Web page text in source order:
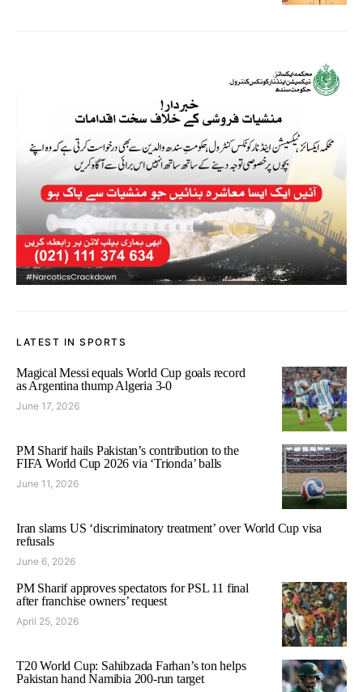
LATEST IN SPORTS
Magical Messi equals World Cup goals record
as Argentina thump Algeria 3-0
June 17, 2026
PM Sharif hails Pakistan’s contribution to the
FIFA World Cup 2026 via ‘Trionda’ balls
June 11, 2026
Iran slams US ‘discriminatory treatment’ over World Cup visa
refusals
June 6, 2026
PM Sharif approves spectators for PSL 11 final
after franchise owners’ request
April 25, 2026
T20 World Cup: Sahibzada Farhan’s ton helps
Pakistan hand Namibia 200-run target